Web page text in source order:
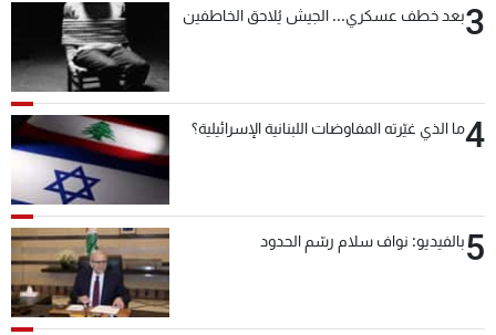
3بعد خطف عسكري... الجيش يُلاحق الخاطفين
4ما الذي غيّرته المفاوضات اللبنانية الإسرائيلية؟
5بالفيديو: نواف سلام رسّم الحدود